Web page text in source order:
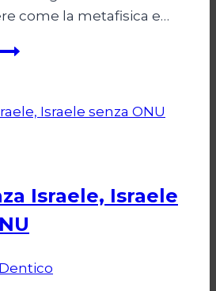
come la metafisica e…
Israele, Israele